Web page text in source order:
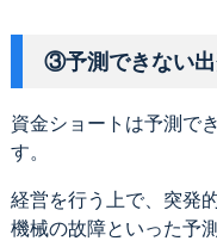
③予測できない
資金ショートは予測で
す。
経営を行う上で、突発
機械の故障といった予